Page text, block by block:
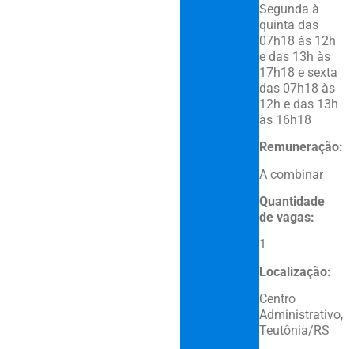
Segunda à
quinta das
07h18 às 12h
e das 13h às
17h18 e sexta
das 07h18 às
12h e das 13h
às 16h18
Remuneração:
A combinar
Quantidade
de vagas:
1
Localização:
Centro
Administrativo,
Teutônia/RS